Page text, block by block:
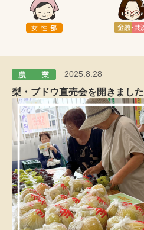
2025.8.28
梨・ブドウ直売会を開きました